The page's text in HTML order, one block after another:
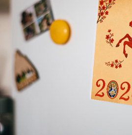
Выберите из списка: